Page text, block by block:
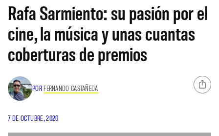
Rafa Sarmiento: su pasión por el
cine, la música y unas cuantas
coberturas de premios
POR FERNANDO CASTAÑEDA
7 DE OCTUBRE, 2020